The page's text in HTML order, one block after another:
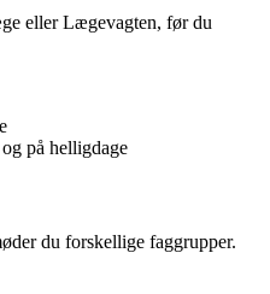
eller Lægevagten, før du
på helligdage
du forskellige faggrupper.